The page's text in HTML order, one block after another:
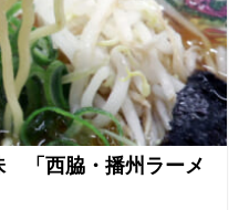
「西脇・播州ラーメ